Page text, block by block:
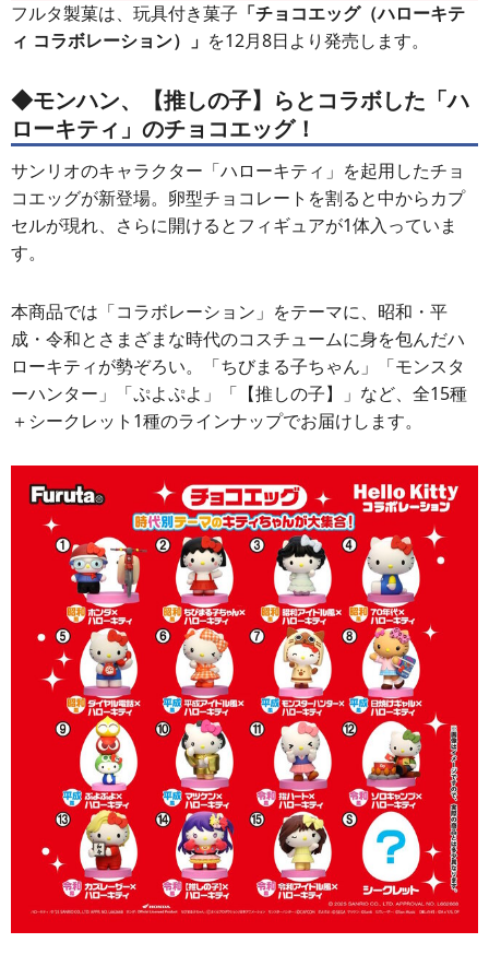
フルタ製菓は、玩具付き菓子 「チョコエッグ（ハローキテ
ィ コラボレーション）」 を12月8日より発売します。
◆モンハン、【推しの子】らとコラボした「ハ
ローキティ」のチョコエッグ！
サンリオのキャラクター「ハローキティ」を起用したチョ
コエッグが新登場。卵型チョコレートを割ると中からカプ
セルが現れ、さらに開けるとフィギュアが1体入っていま
す。
本商品では「コラボレーション」をテーマに、昭和・平
成・令和とさまざまな時代のコスチュームに身を包んだハ
ローキティが勢ぞろい。「ちびまる子ちゃん」「モンスタ
ーハンター」「ぷよぷよ」「【推しの子】」など、全15種
＋シークレット1種のラインナップでお届けします。